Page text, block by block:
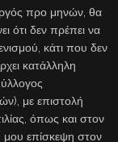
προ μηνών, θα
ότι δεν πρέπει να
κάτι που δεν
κατάλληλη
με επιστολή
όπως και στον
επίσκεψη στον